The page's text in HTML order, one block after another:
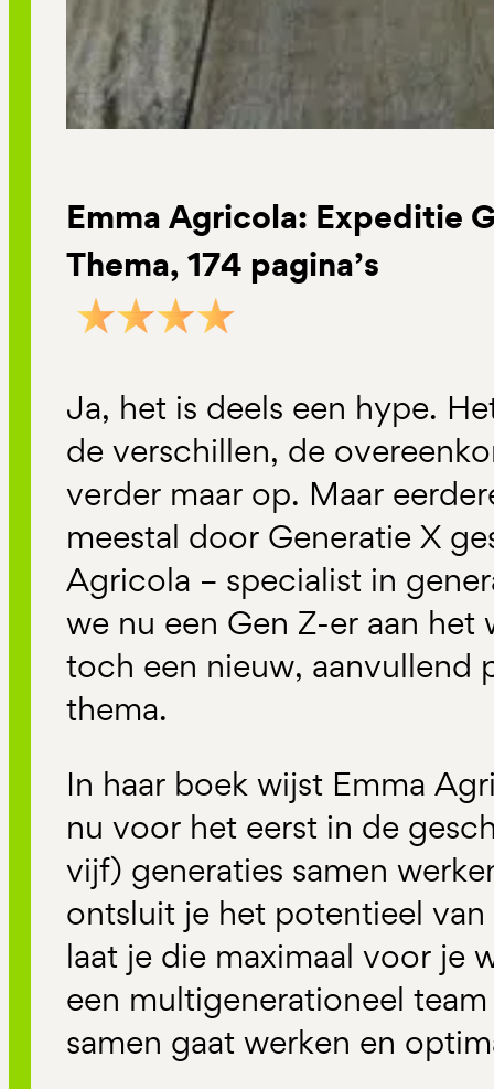
Emma Agricola: Expeditie
Thema, 174 pagina’s
Ja, het is deels een hype.
de verschillen, de
verder maar op. Maar
meestal door Generatie X
Agricola – specialist in
we nu een Gen Z-er aan
toch een nieuw, aanvullend
thema.
In haar boek wijst Emma
nu voor het eerst in de
vijf) generaties samen
ontsluit je het potentieel
laat je die maximaal voor je
een multigenerationeel
samen gaat werken en